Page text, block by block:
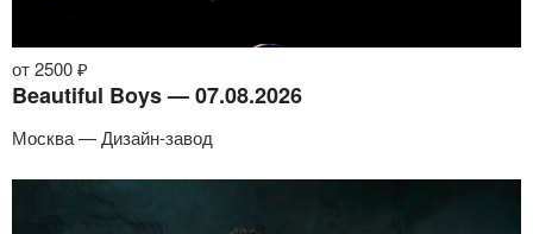
от 2500 ₽
Beautiful Boys — 07.08.2026
Москва — Дизайн-завод